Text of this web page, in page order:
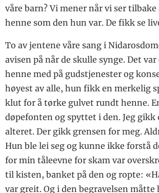
våre barn? Vi mener når vi ser
henne som den hun var. De fikk se
To av jentene våre sang i
avisen på når de skulle synge. Det
henne med på gudstjenester og
høyest av alle, hun fikk en merkelig
klut for å tørke gulvet rundt henne.
døpefonten og spyttet i den. Jeg
alteret. Der gikk grensen for meg.
Hun ble lei seg og kunne ikke forstå
for min tåleevne for skam var
til kisten, banket på den og ropte:
var greit. Og i den begravelsen